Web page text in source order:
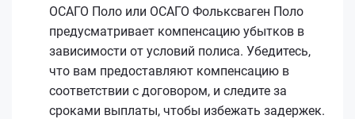
ОСАГО Поло или ОСАГО Фольксваген Поло
предусматривает компенсацию убытков в
зависимости от условий полиса. Убедитесь,
что вам предоставляют компенсацию в
соответствии с договором, и следите за
сроками выплаты, чтобы избежать задержек.